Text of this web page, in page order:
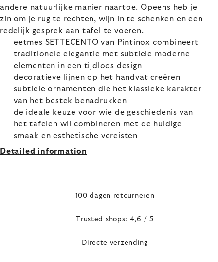
andere natuurlijke manier naartoe. Opeens heb je
zin om je rug te rechten, wijn in te schenken en een
redelijk gesprek aan tafel te voeren.
eetmes SETTECENTO van Pintinox combineert
traditionele elegantie met subtiele moderne
elementen in een tijdloos design
decoratieve lijnen op het handvat creëren
subtiele ornamenten die het klassieke karakter
van het bestek benadrukken
de ideale keuze voor wie de geschiedenis van
het tafelen wil combineren met de huidige
smaak en esthetische vereisten
Detailed information
100 dagen retourneren
Trusted shops: 4,6 / 5
Directe verzending